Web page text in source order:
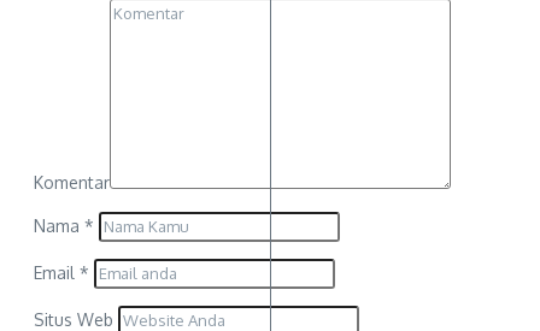
Komentar
Nama *
Email *
Situs Web